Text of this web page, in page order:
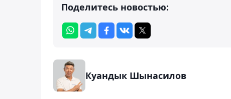
Поделитесь новостью:
Куандык Шынасилов